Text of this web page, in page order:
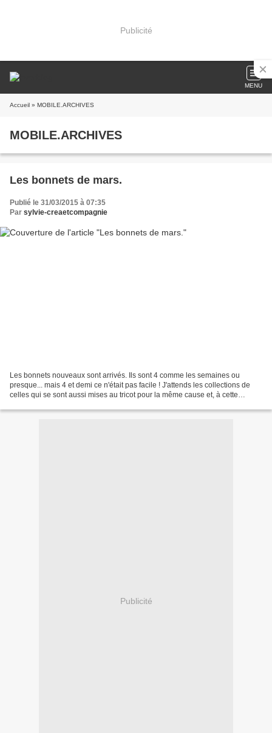
Publicité
MENU
Accueil » MOBILE.ARCHIVES
MOBILE.ARCHIVES
Les bonnets de mars.
Publié le 31/03/2015 à 07:35
Par sylvie-creaetcompagnie
Les bonnets nouveaux sont arrivés. Ils sont 4 comme les semaines ou
presque... mais 4 et demi ce n'était pas facile ! J'attends les collections de
celles qui se sont aussi mises au tricot pour la même cause et, à cette
Publicité